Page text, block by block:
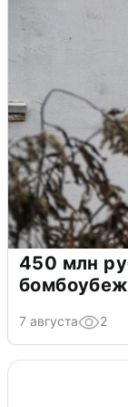
450 млн
7 августа 2